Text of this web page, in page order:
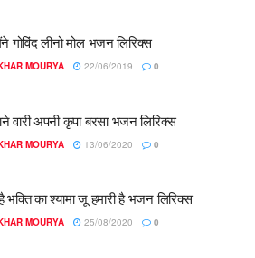
गोविंद लीनो मोल भजन लिरिक्स
MOURYA 22/06/2019 0
वारी अपनी कृपा बरसा भजन लिरिक्स
MOURYA 13/06/2020 0
भक्ति का श्यामा जू हमारी है भजन लिरिक्स
MOURYA 25/08/2020 0